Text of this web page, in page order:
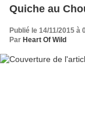
Quiche au
Publié le 14/11/2015 à
Par Heart Of Wild